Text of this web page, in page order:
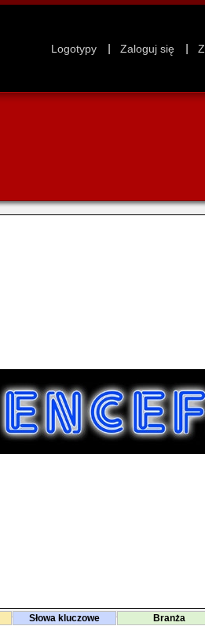
Logotypy Zaloguj się
Słowa kluczowe
Branża